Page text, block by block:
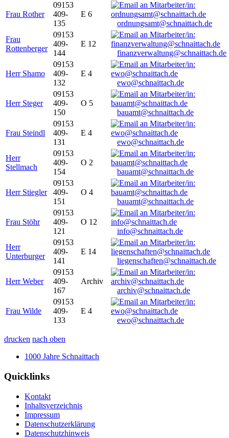
Frau Rother
09153
409-
135
E 6
ordnungsamt@schnaittach.de
Frau
Rottenberger
09153
409-
144
E 12
finanzverwaltung@schnaittach.de
Herr Shamo
09153
409-
132
E 4
ewo@schnaittach.de
Herr Steger
09153
409-
150
O 5
bauamt@schnaittach.de
Frau Steindl
09153
409-
131
E 4
ewo@schnaittach.de
Herr
Stellmach
09153
409-
154
O 2
bauamt@schnaittach.de
Herr Stiegler
09153
409-
151
O 4
bauamt@schnaittach.de
Frau Stöhr
09153
409-
121
O 12
info@schnaittach.de
Herr
Unterburger
09153
409-
141
E 14
liegenschaften@schnaittach.de
Herr Weber
09153
409-
167
Archiv
archiv@schnaittach.de
Frau Wilde
09153
409-
133
E 4
ewo@schnaittach.de
drucken nach oben
1000 Jahre Schnaittach
Quicklinks
Kontakt
Inhaltsverzeichnis
Impressum
Datenschutzerklärung
Datenschutzhinweis